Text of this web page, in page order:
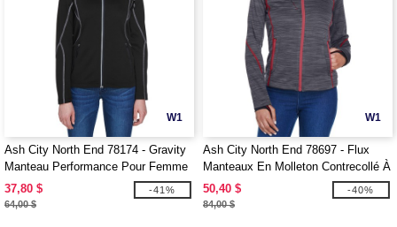
W1
Ash City North End 78174 - Gravity
Manteau Performance Pour Femme
En Molleton
37,80 $
64,00 $
-41%
W1
Ash City North End 78697 - Flux
Manteaux En Molleton Contrecollé À
Motif Mélangé Pour Femme
50,40 $
84,00 $
-40%